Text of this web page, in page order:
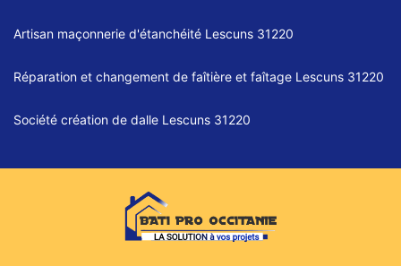
Artisan maçonnerie d'étanchéité Lescuns 31220
Réparation et changement de faîtière et faîtage Lescuns 31220
Société création de dalle Lescuns 31220